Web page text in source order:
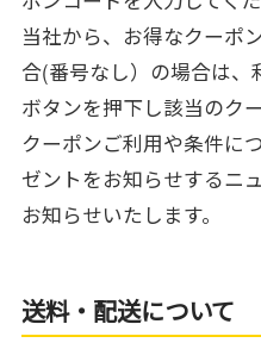
当社から、お得なクーポ
合(番号なし）の場合は
ボタンを押下し該当のク
クーポンご利用や条件に
ゼントをお知らせするニ
お知らせいたします。
送料・配送について